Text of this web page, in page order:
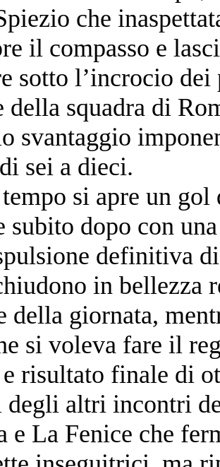
che
il compasso e
sotto l’incrocio
della squadra di
svantaggio
sei a dieci.
si apre un
dopo con
definitiva
in bellezza
della giornata,
si voleva fare il
e risultato finale di
altri incontri
e La Fenice che